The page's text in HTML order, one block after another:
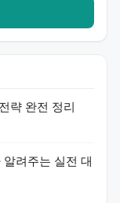
략 완전 정리
려주는 실전 대